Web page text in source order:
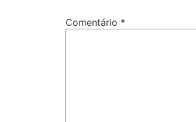
Comentário *